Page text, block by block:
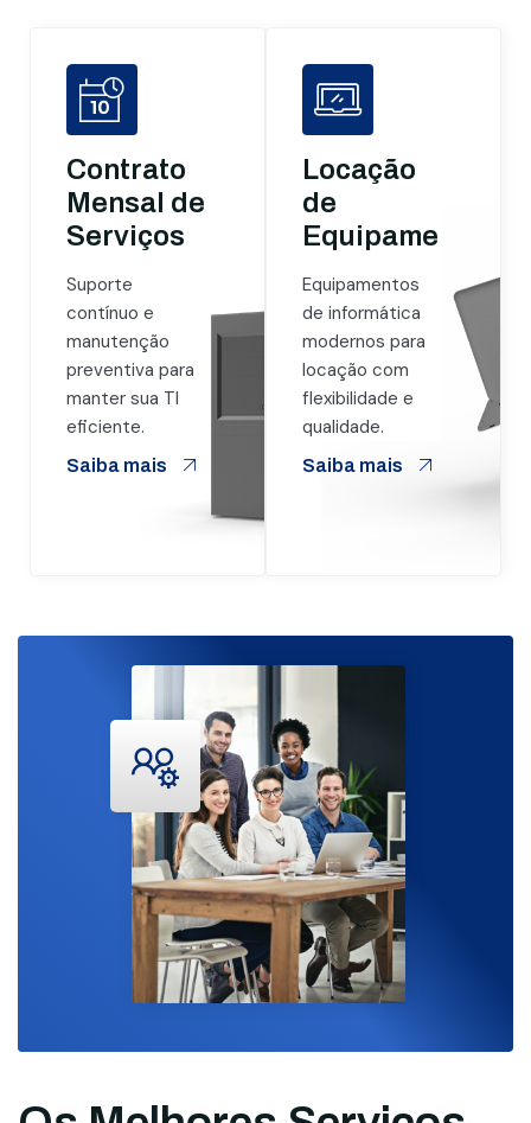
Contrato
Mensal de
Serviços
Suporte
contínuo e
manutenção
preventiva para
manter sua TI
eficiente.
Saiba mais
Locação
de
Equipamentos
Equipamentos
de informática
modernos para
locação com
flexibilidade e
qualidade.
Saiba mais